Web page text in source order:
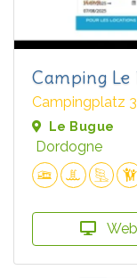
Camping
Campingplatz
Le Bugue
Dordogne